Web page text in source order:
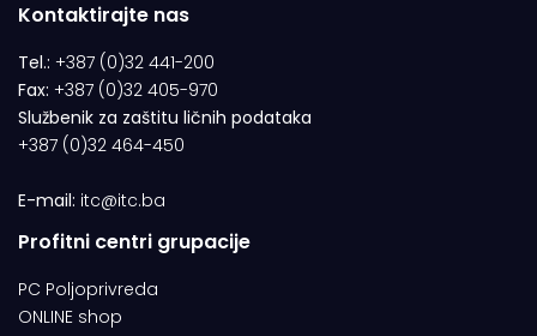
Kontaktirajte nas
Tel.: +387 (0)32 441-200
Fax: +387 (0)32 405-970
Službenik za zaštitu ličnih podataka
+387 (0)32 464-450
E-mail: itc@itc.ba
Profitni centri grupacije
PC Poljoprivreda
ONLINE shop